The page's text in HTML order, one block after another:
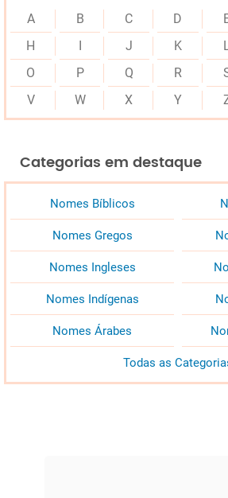
A B C D
H
J K
O
P Q R
V
W X Y
Categorias em destaque
Nomes Bíblicos
Nomes Gregos
Nomes Ingleses
Nomes Indígenas
Nomes Árabes
Todas as